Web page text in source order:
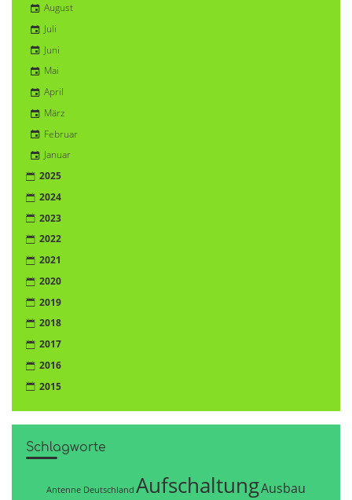
August
Juli
Juni
Mai
April
März
Februar
Januar
2025
2024
2023
2022
2021
2020
2019
2018
2017
2016
2015
Schlagworte
Antenne Deutschland AufschaltungAusbau